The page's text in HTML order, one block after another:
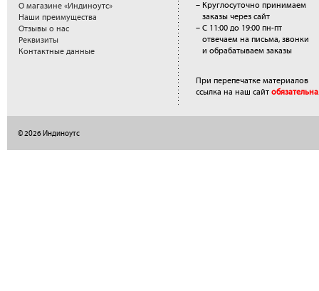
О магазине «Индиноутс»
Наши преимущества
Отзывы о нас
Реквизиты
Контактные данные
– Круглосуточно принимаем
заказы через сайт
– С 11:00 до 19:00 пн-пт
отвечаем на письма, звонки
и обрабатываем заказы
При перепечатке материалов
ссылка на наш сайт обязательна.
© 2026 Индиноутс